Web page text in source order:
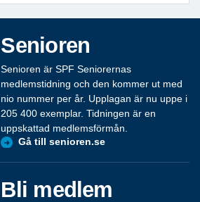
Senioren
Senioren är SPF Seniorernas
medlemstidning och den kommer ut med
nio nummer per år. Upplagan är nu uppe i
205 400 exemplar. Tidningen är en
uppskattad medlemsförmån.
Gå till senioren.se
Bli medlem